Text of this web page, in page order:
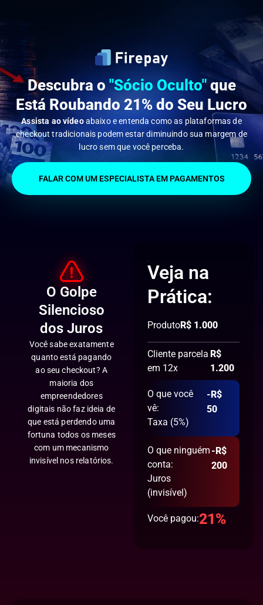
Descubra o"Sócio Oculto"que
Está Roubando 21% do Seu Lucro
Assista ao vídeoabaixo e entenda como as plataformas de
checkout tradicionais podem estar diminuindo sua margem de
lucro sem que você perceba.
FALAR COM UM ESPECIALISTA EM PAGAMENTOS
O Golpe
Silencioso
dos Juros
Você sabe exatamente
quanto está pagando
ao seu checkout? A
maioria dos
empreendedores
digitais não faz ideia de
que está perdendo uma
fortuna todos os meses
com um mecanismo
invisível nos relatórios.
Veja na
Prática:
ProdutoR$ 1.000
Cliente parcela
em 12x
R$
1.200
O que você
vê:
Taxa (5%)
-R$
50
O que ninguém
conta:
Juros
(invisível)
-R$
200
Você pagou:21%